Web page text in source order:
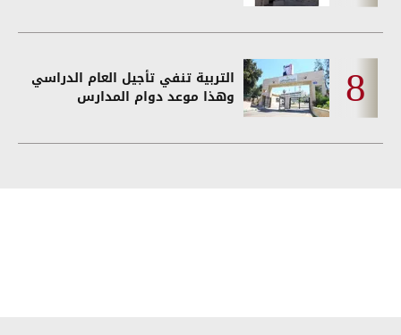
التربية تنفي تأجيل العام الدراسي
وهذا موعد دوام المدارس